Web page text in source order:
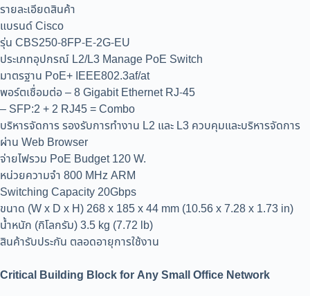
รายละเอียดสินค้า
แบรนด์ Cisco
รุ่น CBS250-8FP-E-2G-EU
ประเภทอุปกรณ์ L2/L3 Manage PoE Switch
มาตรฐาน PoE+ IEEE802.3af/at
พอร์ตเชื่อมต่อ – 8 Gigabit Ethernet RJ-45
– SFP:2 + 2 RJ45 = Combo
บริหารจัดการ รองรับการทำงาน L2 และ L3 ควบคุมและบริหารจัดการ
ผ่าน Web Browser
จ่ายไฟรวม PoE Budget 120 W.
หน่วยความจำ 800 MHz ARM
Switching Capacity 20Gbps
ขนาด (W x D x H) 268 x 185 x 44 mm (10.56 x 7.28 x 1.73 in)
น้ำหนัก (กิโลกรัม) 3.5 kg (7.72 lb)
สินค้ารับประกัน ตลอดอายุการใช้งาน
Critical Building Block for Any Small Office Network